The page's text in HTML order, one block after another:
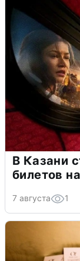
В Казани
билетов
7 августа 1